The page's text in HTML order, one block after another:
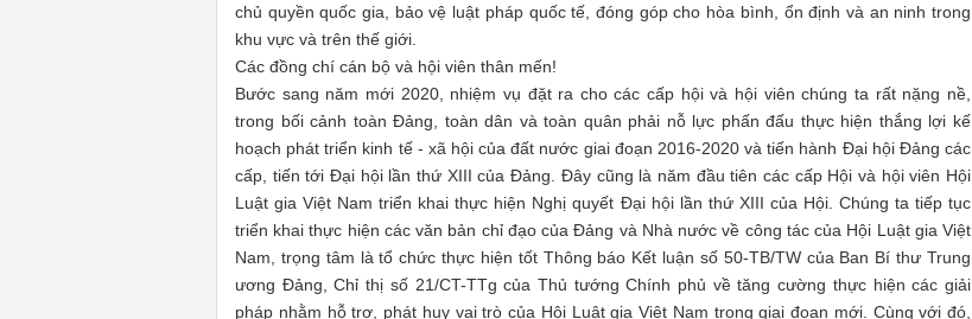
chủ quyền quốc gia, bảo vệ luật pháp quốc tế, đóng góp cho hòa bình, ổn định và an ninh trong
khu vực và trên thế giới.
Các đồng chí cán bộ và hội viên thân mến!
Bước sang năm mới 2020, nhiệm vụ đặt ra cho các cấp hội và hội viên chúng ta rất nặng nề,
trong bối cảnh toàn Đảng, toàn dân và toàn quân phải nỗ lực phấn đấu thực hiện thắng lợi kế
hoạch phát triển kinh tế - xã hội của đất nước giai đoạn 2016-2020 và tiến hành Đại hội Đảng các
cấp, tiến tới Đại hội lần thứ XIII của Đảng. Đây cũng là năm đầu tiên các cấp Hội và hội viên Hội
Luật gia Việt Nam triển khai thực hiện Nghị quyết Đại hội lần thứ XIII của Hội. Chúng ta tiếp tục
triển khai thực hiện các văn bản chỉ đạo của Đảng và Nhà nước về công tác của Hội Luật gia Việt
Nam, trọng tâm là tổ chức thực hiện tốt Thông báo Kết luận số 50-TB/TW của Ban Bí thư Trung
ương Đảng, Chỉ thị số 21/CT-TTg của Thủ tướng Chính phủ về tăng cường thực hiện các giải
pháp nhằm hỗ trợ, phát huy vai trò của Hội Luật gia Việt Nam trong giai đoạn mới. Cùng với đó,